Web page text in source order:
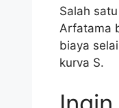
Salah
Arfatama
biaya
kurva S.